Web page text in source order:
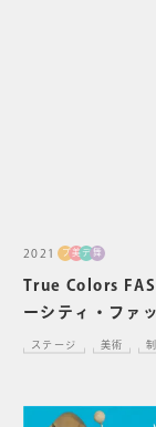
True Colors
ーシティ・ファ
2021 プ美 デ 舞
ステージ 美術